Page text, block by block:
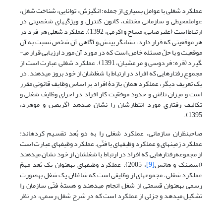
عملکرد شغلی با عوامل بسیاری از جمله: انگیزش، توانایی، شناخت شغل،
عوامل­محیطی و سازمانی مختلف، کانون کنترل و ویژگی­های شخصیتی در
ارتباط است (علیرضایی، مساح و اکرمی، 1392). عملکرد شغلی هر فرد در
هر موقعیتی که قرار دارد، نشانگر بینش و آگاهی آن شخص نسبت به آن
موقعیت و یا حلّ ­مسئله خاص است که در مورد آن مورد ارزیابی قرار می­
گیرد (قره؛ فردوسی و مرعشیان، 1391). عملکرد شغلی عبارت است از
مجموع رفتارهایی که افراد در ارتباط با شغل­شان از خود بروز می­دهند. در
یک تعریف دیگر، عملکرد همان بازدۀ افراد بر اساس وظایف قانونی مقرر
است و میزان تلاش و حدود موفقیت کار افراد در اجرای وظایف شغلی و
تکالیف رفتاریِ مورد انتظارشان را نشان می­دهد (گریفین و موهرد،
1395).
صاحب­نظران سازمانی، عملکرد شغلی را به دو بُعد تقسـیم کرده­اند:
عملکرد زمینه­ای و عملکرد وظیفه­ای یا فنّی. عملکرد وظیفه­ای عبارت است
از مجموعه‌رفتارهایی که افراد در ارتباط با شغل­شان از خود نشان می­دهند
(اسمینک و هانس[9] ، 2005). عملکرد وظیفه­ای به­عنوان یک بُعد مهمّ
عملکرد شغلی، مجموعه­ای از وظایفی است که شاغلان یک شغل به­صورت
رسمی به­عنوان قسمتی از شغل انجام می­دهند و هستۀ فنّی سازمان را
تشکیل می­دهد و جزئی از عملکرد است که در شرح شغل رسمی، در نظر